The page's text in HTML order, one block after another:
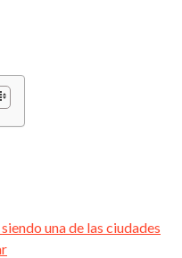
una de las ciudades